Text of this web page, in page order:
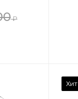
₽
Хит